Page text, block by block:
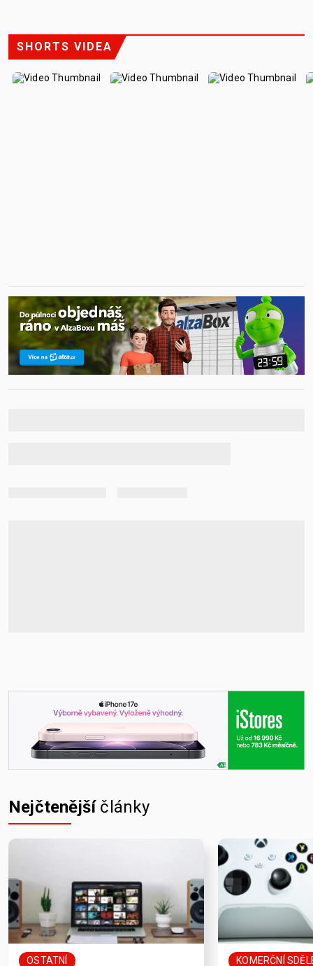
SHORTS VIDEA
Nejčtenějšíčlánky
OSTATNÍ KOMERČNÍ